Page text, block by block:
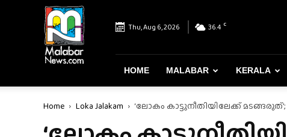
Malabar
News
–
Most
Reliable
Dependable
Portal
Thu, Aug 6, 2026 36.4 C
HOME MALABAR KERALA
Home Loka Jalakam ‘ലോകം കാട്ടുനീതിയിലേക്ക്